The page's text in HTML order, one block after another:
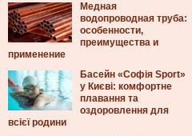
Медная
водопроводная труба:
особенности,
преимущества и
применение
Басейн «Софія Sport»
у Києві: комфортне
плавання та
оздоровлення для
всієї родини